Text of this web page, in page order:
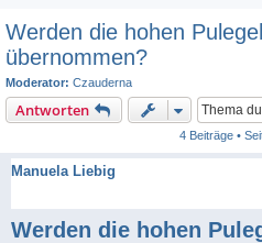
Werden die hohen
übernommen?
Moderator: Czauderna
Antworten
4 Beiträge •
Manuela Liebig
Werden die hohen